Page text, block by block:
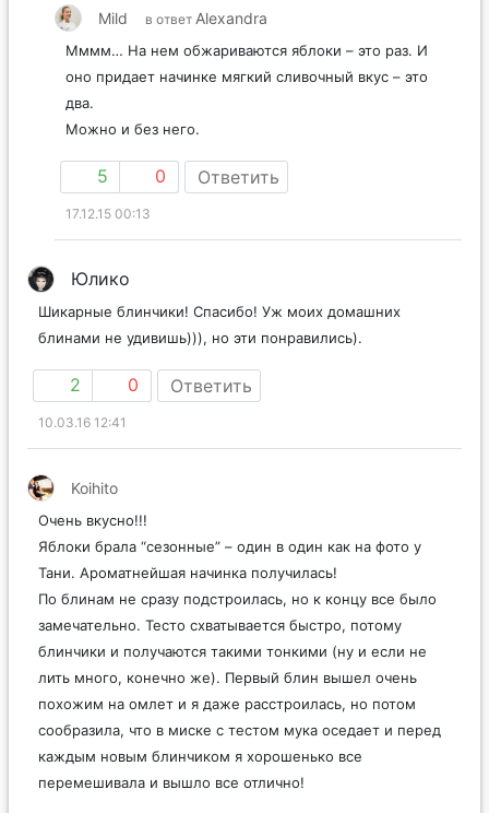
Mild в ответ Alexandra
Мммм… На нем обжариваются яблоки – это раз. И
оно придает начинке мягкий сливочный вкус – это
два.
Можно и без него.
5 0 Ответить
17.12.15 00:13
Юлико
Шикарные блинчики! Спасибо! Уж моих домашних
блинами не удивишь))), но эти понравились).
2 0 Ответить
10.03.16 12:41
Koihito
Очень вкусно!!!
Яблоки брала “сезонные” – один в один как на фото у
Тани. Ароматнейшая начинка получилась!
По блинам не сразу подстроилась, но к концу все было
замечательно. Тесто схватывается быстро, потому
блинчики и получаются такими тонкими (ну и если не
лить много, конечно же). Первый блин вышел очень
похожим на омлет и я даже расстроилась, но потом
сообразила, что в миске с тестом мука оседает и перед
каждым новым блинчиком я хорошенько все
перемешивала и вышло все отлично!